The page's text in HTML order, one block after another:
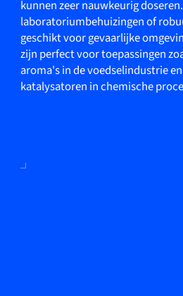
kunnen zeer nauwkeurig
laboratoriumbehuizingen of
geschikt voor gevaarlijke
zijn perfect voor toepassingen
aroma's in de voedselindustrie
katalysatoren in chemische